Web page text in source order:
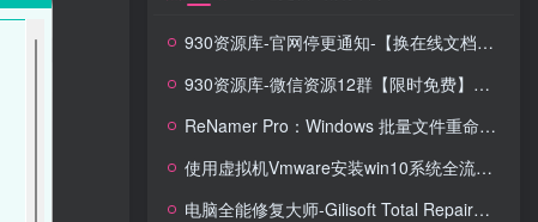
930资源库-官网停更通知-【换在线文档更新-每日更新】
930资源库-微信资源12群【限时免费】开放入群中！！！
ReNamer Pro：Windows 批量文件重命名神器，正则 + 脚本全能搞定！
使用虚拟机Vmware安装win10系统全流程【含系统镜像】
电脑全能修复大师-Gilisoft Total Repair【中文版】